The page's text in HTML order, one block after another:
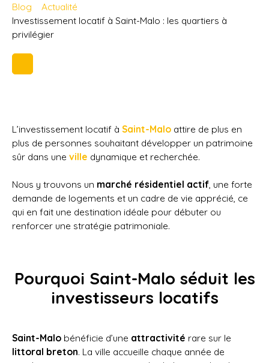
Blog
Actualité
Investissement locatif à Saint-Malo : les quartiers à
privilégier
L’investissement locatif à Saint-Malo attire de plus en
plus de personnes souhaitant développer un patrimoine
sûr dans une ville dynamique et recherchée.
Nous y trouvons un marché résidentiel actif, une forte
demande de logements et un cadre de vie apprécié, ce
qui en fait une destination idéale pour débuter ou
renforcer une stratégie patrimoniale.
Pourquoi Saint-Malo séduit les
investisseurs locatifs
Saint-Malo bénéficie d’une attractivité rare sur le
littoral breton. La ville accueille chaque année de